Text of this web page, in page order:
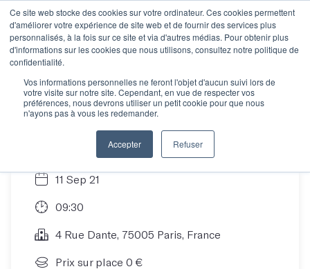
Ce site web stocke des cookies sur votre ordinateur. Ces cookies permettent
d'améliorer votre expérience de site web et de fournir des services plus
personnalisés, à la fois sur ce site et via d'autres médias. Pour obtenir plus
d'informations sur les cookies que nous utilisons, consultez notre politique de
confidentialité.
Vos informations personnelles ne feront l'objet d'aucun suivi lors de
votre visite sur notre site. Cependant, en vue de respecter vos
préférences, nous devrons utiliser un petit cookie pour que nous
n'ayons pas à vous les redemander.
Accepter Refuser
Un café avec une
plume : Julie Beressi
11 Sep 21
09:30
4 Rue Dante, 75005 Paris, France
Prix sur place 0 €